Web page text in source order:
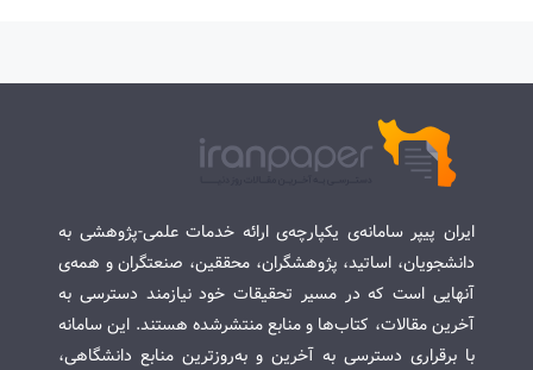
ایران پیپر سامانه‌ی یکپارچه‌ی ارائه خدمات علمی-پژوهشی به
دانشجویان، اساتید، پژوهشگران، محققین، صنعتگران و همه‌ی
آنهایی است که در مسیر تحقیقات خود نیازمند دسترسی به
آخرین مقالات، کتاب‌ها و منابع منتشرشده هستند. این سامانه
با برقراری دسترسی به آخرین و به‌روزترین منابع دانشگاهی،